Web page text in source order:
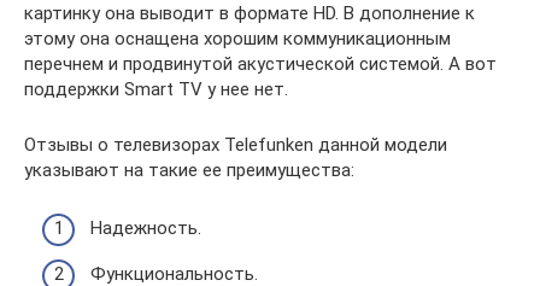
картинку она выводит в формате HD. В дополнение к
этому она оснащена хорошим коммуникационным
перечнем и продвинутой акустической системой. А вот
поддержки Smart TV у нее нет.
Отзывы о телевизорах Telefunken данной модели
указывают на такие ее преимущества:
Надежность.
Функциональность.